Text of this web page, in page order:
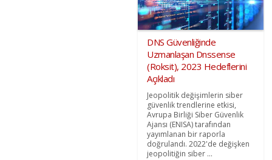
DNS Güvenliğinde
Uzmanlaşan Dnssense
(Roksit), 2023 Hedeflerini
Açıkladı
Jeopolitik değişimlerin siber
güvenlik trendlerine etkisi,
Avrupa Birliği Siber Güvenlik
Ajansı (ENISA) tarafından
yayımlanan bir raporla
doğrulandı. 2022'de değişken
jeopolitiğin siber ...